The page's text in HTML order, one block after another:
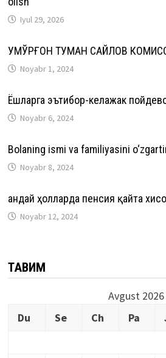
Iyul 29, 2026
ҚУМҚЎРҒОН ТУМАН САЙЛОВ
Noyabr 1, 2024
Ёшларга эътибор-келажак
Noyabr 6, 2024
Bolaning ismi va familiyasini
Noyabr 8, 2024
Қандай ҳолларда пенсия қайта
Noyabr 12, 2024
ТАҚВИМ
Avgust 2026
Du
Se Ch Pa